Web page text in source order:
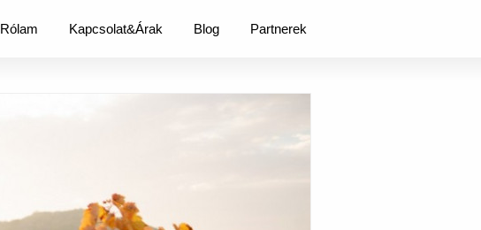
Rólam Kapcsolat&Árak Blog Partnerek